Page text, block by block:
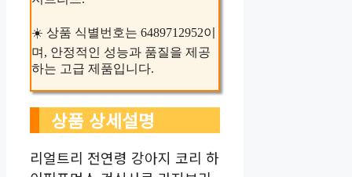
☀️ 상품 식별번호는 6489712952이
며, 안정적인 성능과 품질을 제공
하는 고급 제품입니다.
상품 상세설명
리얼트리 전연령 강아지 코리 하